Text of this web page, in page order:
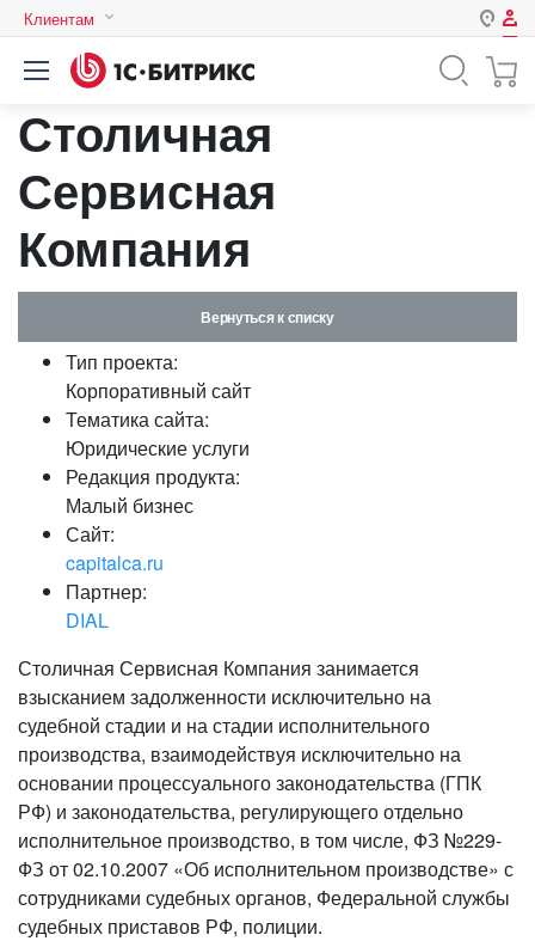
Клиентам
Авторизация
Логин
Пароль
Запомнить меня на этом
Забыли свой пароль?
или войдите с помощью
Столичная
Сервисная
Компания
Вернуться к списку
Тип проекта:
Корпоративный сайт
Тематика сайта:
Юридические услуги
Редакция продукта:
Малый бизнес
Сайт:
capitalca.ru
Партнер:
DIAL
Столичная Сервисная Компания занимается
взысканием задолженности исключительно на
судебной стадии и на стадии исполнительного
производства, взаимодействуя исключительно на
основании процессуального законодательства (ГПК
РФ) и законодательства, регулирующего отдельно
исполнительное производство, в том числе, ФЗ №229-
ФЗ от 02.10.2007 «Об исполнительном производстве» с
сотрудниками судебных органов, Федеральной службы
судебных приставов РФ, полиции.